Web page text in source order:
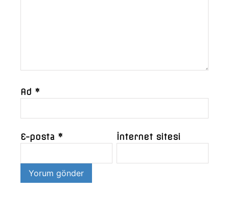
Ad *
E-posta * İnternet sitesi